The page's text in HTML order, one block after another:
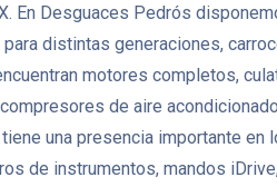
En Desguaces Pedrós
distintas generaciones,
motores completos,
de aire
una presencia importante
de instrumentos, mandos